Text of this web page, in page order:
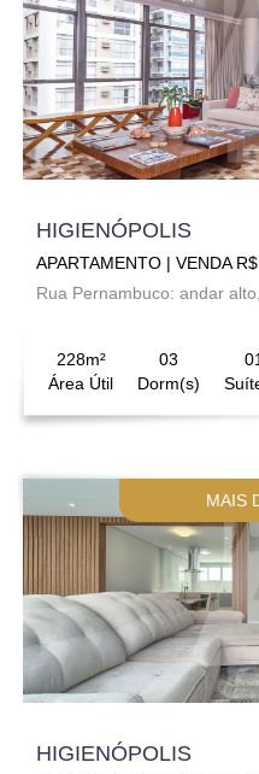
HIGIENÓPOLIS
APARTAMENTO | VENDA
Rua Pernambuco: andar
228m²
Área Útil
03
Dorm(s)
01
MAIS
HIGIENÓPOLIS